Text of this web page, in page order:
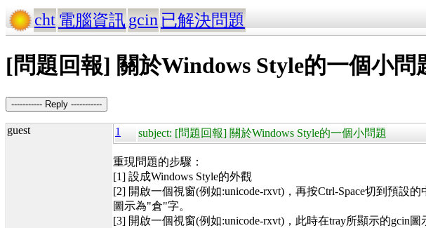
cht 電腦資訊 gcin 已解決問題
[問題回報] 關於Windows Style的一個小問
----------- Reply -----------
guest 1 subject: [問題回報] 關於Windows Style的一個小問題
重現問題的步驟：
[1] 設成Windows Style的外觀
[2] 開啟一個視窗(例如:unicode-rxvt)，再按Ctrl-Space切到預設
圖示為"倉"字。
[3] 開啟一個視窗(例如:unicode-rxvt)，此時在tray所顯示的gcin